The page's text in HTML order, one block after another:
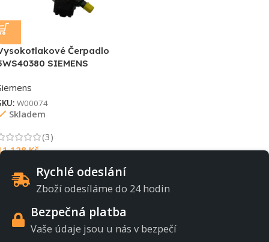
Čerpadlo
SIEMENS
W00074
Skladem
(3)
128Kč
Rychlé odeslání
Zboží odesíláme do 24 hodin
Bezpečná platba
Vaše údaje jsou u nás v bezpečí